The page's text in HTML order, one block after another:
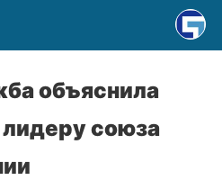
объяснила
союза